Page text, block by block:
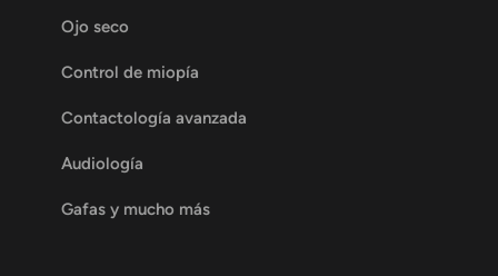
Ojo seco
Control de miopía
Contactología avanzada
Audiología
Gafas y mucho más